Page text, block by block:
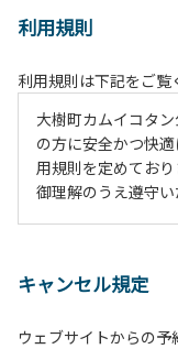
利用規則
利用規則は下記をご覧
大樹町カムイコタ
の方に安全かつ快
用規則を定めており
御理解のうえ遵守い
２、中学生以下だ
３、テントサイト
キャンセル規定
ウェブサイトからの